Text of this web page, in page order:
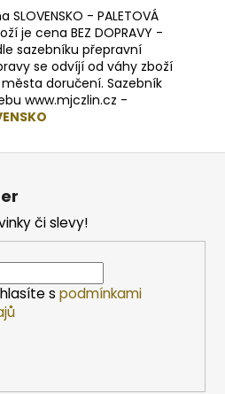
SLOVENSKO - PALETOVÁ
je cena BEZ DOPRAVY -
sazebníku přepravní
se odvíjí od váhy zboží
doručení. Sazebník
www.mjczlin.cz -
či slevy!
s podmínkami